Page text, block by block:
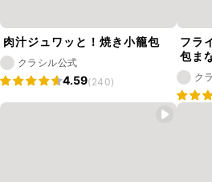
肉汁ジュワッと！焼き小籠包
クラシル公式
4.59(240)
フラ
包ま
ク